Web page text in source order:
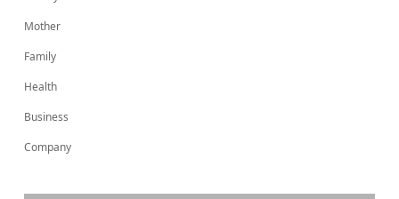
Mother
Family
Health
Business
Company